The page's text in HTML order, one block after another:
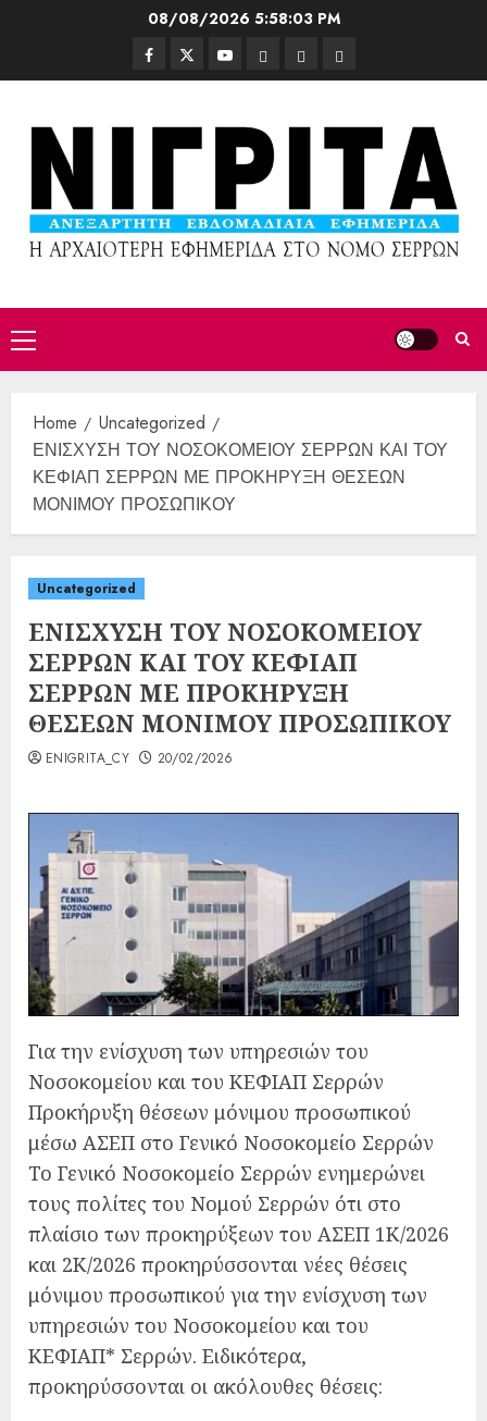
08/08/2026 5:58:04 PM
Home
Uncategorized
ΕΝΙΣΧΥΣΗ ΤΟΥ ΝΟΣΟΚΟΜΕΙΟΥ ΣΕΡΡΩΝ ΚΑΙ ΤΟΥ
ΚΕΦΙΑΠ ΣΕΡΡΩΝ ΜΕ ΠΡΟΚΗΡΥΞΗ ΘΕΣΕΩΝ
ΜΟΝΙΜΟΥ ΠΡΟΣΩΠΙΚΟΥ
Uncategorized
ΕΝΙΣΧΥΣΗ ΤΟΥ ΝΟΣΟΚΟΜΕΙΟΥ
ΣΕΡΡΩΝ ΚΑΙ ΤΟΥ ΚΕΦΙΑΠ
ΣΕΡΡΩΝ ΜΕ ΠΡΟΚΗΡΥΞΗ
ΘΕΣΕΩΝ ΜΟΝΙΜΟΥ ΠΡΟΣΩΠΙΚΟΥ
ENIGRITA_CY 20/02/2026
Για την ενίσχυση των υπηρεσιών του
Νοσοκομείου και του ΚΕΦΙΑΠ Σερρών
Προκήρυξη θέσεων μόνιμου προσωπικού
μέσω ΑΣΕΠ στο Γενικό Νοσοκομείο Σερρών
Το Γενικό Νοσοκομείο Σερρών ενημερώνει
τους πολίτες του Νομού Σερρών ότι στο
πλαίσιο των προκηρύξεων του ΑΣΕΠ 1Κ/2026
και 2Κ/2026 προκηρύσσονται νέες θέσεις
μόνιμου προσωπικού για την ενίσχυση των
υπηρεσιών του Νοσοκομείου και του
ΚΕΦΙΑΠ* Σερρών. Ειδικότερα,
προκηρύσσονται οι ακόλουθες θέσεις: